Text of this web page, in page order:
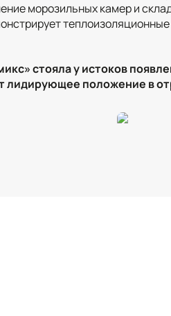
морозильных камер и
стояла у истоков
лидирующее положение в